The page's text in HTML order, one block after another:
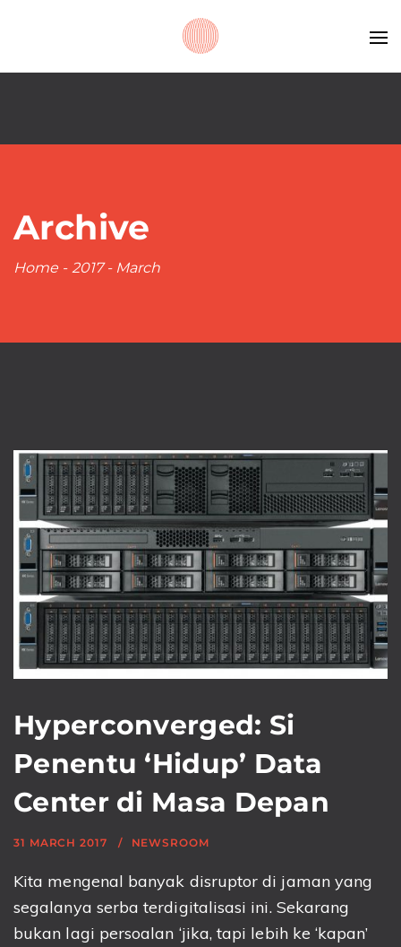
Archive
Home - 2017 - March
Hyperconverged: Si
Penentu ‘Hidup’ Data
Center di Masa Depan
31 MARCH 2017 NEWSROOM
Kita mengenal banyak disruptor di jaman yang
segalanya serba terdigitalisasi ini. Sekarang
bukan lagi persoalan ‘jika, tapi lebih ke ‘kapan’